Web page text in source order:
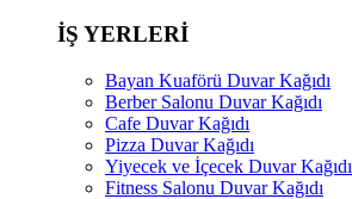
İŞ YERLERİ
Bayan Kuaförü Duvar Kağıdı
Berber Salonu Duvar Kağıdı
Cafe Duvar Kağıdı
Pizza Duvar Kağıdı
Yiyecek ve İçecek Duvar Kağıdı
Fitness Salonu Duvar Kağıdı